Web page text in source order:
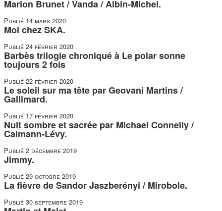
Marion Brunet / Vanda / Albin-Michel.
Publié 14 mars 2020
Moi chez SKA.
Publié 24 février 2020
Barbès trilogie chroniqué à Le polar sonne
toujours 2 fois
Publié 22 février 2020
Le soleil sur ma tête par Geovani Martins /
Gallimard.
Publié 17 février 2020
Nuit sombre et sacrée par Michael Connelly /
Calmann-Lévy.
Publié 2 décembre 2019
Jimmy.
Publié 29 octobre 2019
La fièvre de Sandor Jaszberényi / Mirobole.
Publié 30 septembre 2019